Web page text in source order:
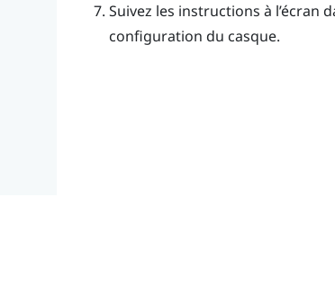
Suivez les instructions à l’écran
configuration du casque.